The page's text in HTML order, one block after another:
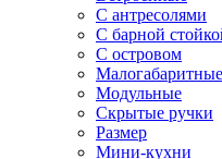
С антресолями
С барной
С островом
Малогабаритные
Модульные
Скрытые ручки
Размер
Мини-кухни